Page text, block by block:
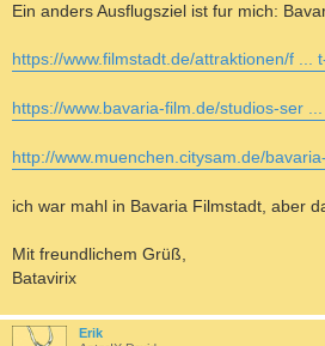
Ein anders Ausflugsziel ist fur mich:
https://www.filmstadt.de/attraktionen/f ...
https://www.bavaria-film.de/studios-ser
http://www.muenchen.citysam.de/
ich war mahl in Bavaria Filmstadt, aber
Mit freundlichem Grüß,
Batavirix
Erik